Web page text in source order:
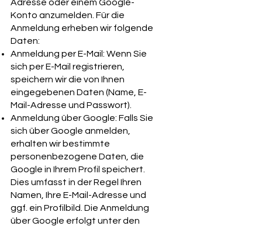
Adresse oder einem Google-
Konto anzumelden. Für die
Anmeldung erheben wir folgende
Daten:
Anmeldung per E-Mail: Wenn Sie
sich per E-Mail registrieren,
speichern wir die von Ihnen
eingegebenen Daten (Name, E-
Mail-Adresse und Passwort).
Anmeldung über Google: Falls Sie
sich über Google anmelden,
erhalten wir bestimmte
personenbezogene Daten, die
Google in Ihrem Profil speichert.
Dies umfasst in der Regel Ihren
Namen, Ihre E-Mail-Adresse und
ggf. ein Profilbild. Die Anmeldung
über Google erfolgt unter den